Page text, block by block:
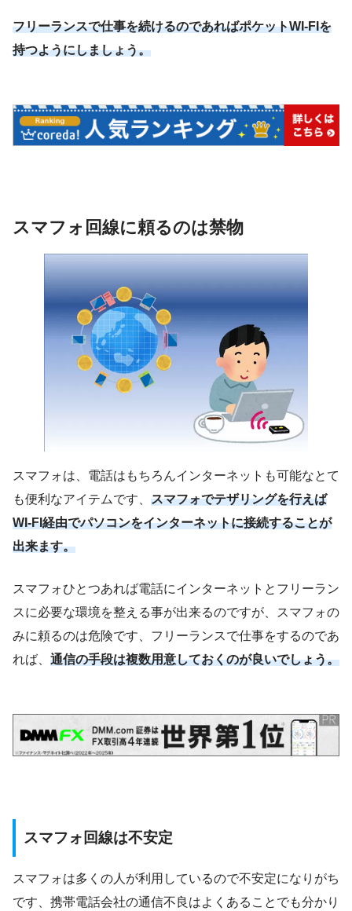
フリーランスで仕事を続けるのであればポケットWI-FIを
持つようにしましょう。
スマフォ回線に頼るのは禁物
スマフォは、電話はもちろんインターネットも可能なとて
も便利なアイテムです、 スマフォでテザリングを行えば
WI-FI経由でパソコンをインターネットに接続することが
出来ます。
スマフォひとつあれば電話にインターネットとフリーラン
スに必要な環境を整える事が出来るのですが、スマフォの
みに頼るのは危険です、フリーランスで仕事をするのであ
れば、 通信の手段は複数用意しておくのが良いでしょう。
スマフォ回線は不安定
スマフォは多くの人が利用しているので不安定になりがち
です、携帯電話会社の通信不良はよくあることでも分かり